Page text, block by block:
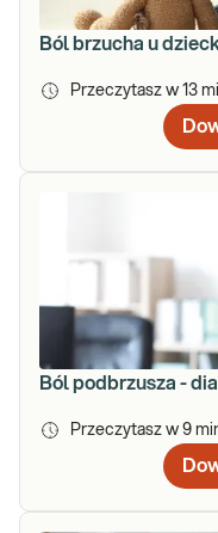
Ból brzucha u
Przeczytasz w 13
Ból podbrzusza -
Przeczytasz w 9